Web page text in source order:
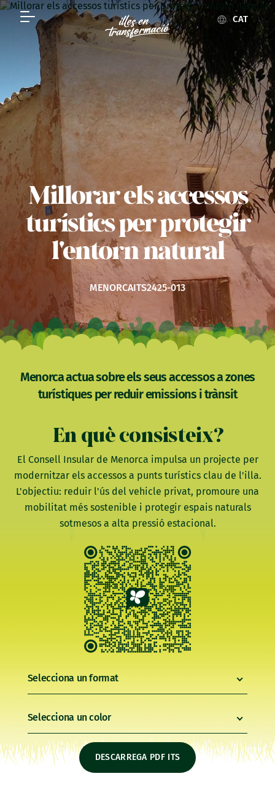
CAT
Millorar els accessos
turístics per protegir
l'entorn natural
MENORCAITS2425-013
Menorca actua sobre els seus accessos a zones
turístiques per reduir emissions i trànsit
En què consisteix?
El Consell Insular de Menorca impulsa un projecte per
modernitzar els accessos a punts turístics clau de l'illa.
L'objectiu: reduir l'ús del vehicle privat, promoure una
mobilitat més sostenible i protegir espais naturals
sotmesos a alta pressió estacional.
Selecciona un format
Selecciona un color
DESCARREGA PDF ITS